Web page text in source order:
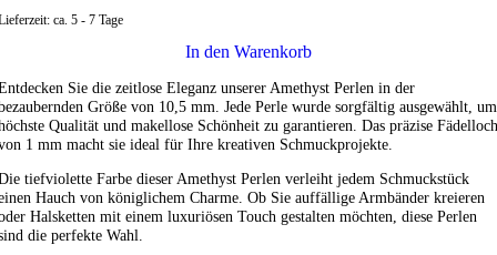
ca. 5 - 7 Tage
In den Warenkorb
Sie die zeitlose Eleganz unserer Amethyst Perlen in der
Größe von 10,5 mm. Jede Perle wurde sorgfältig ausgewählt, um
Qualität und makellose Schönheit zu garantieren. Das präzise Fädelloch
1 mm macht sie ideal für Ihre kreativen Schmuckprojekte.
tiefviolette Farbe dieser Amethyst Perlen verleiht jedem Schmuckstück
Hauch von königlichem Charme. Ob Sie auffällige Armbänder kreieren
Halsketten mit einem luxuriösen Touch gestalten möchten, diese Perlen
die perfekte Wahl.